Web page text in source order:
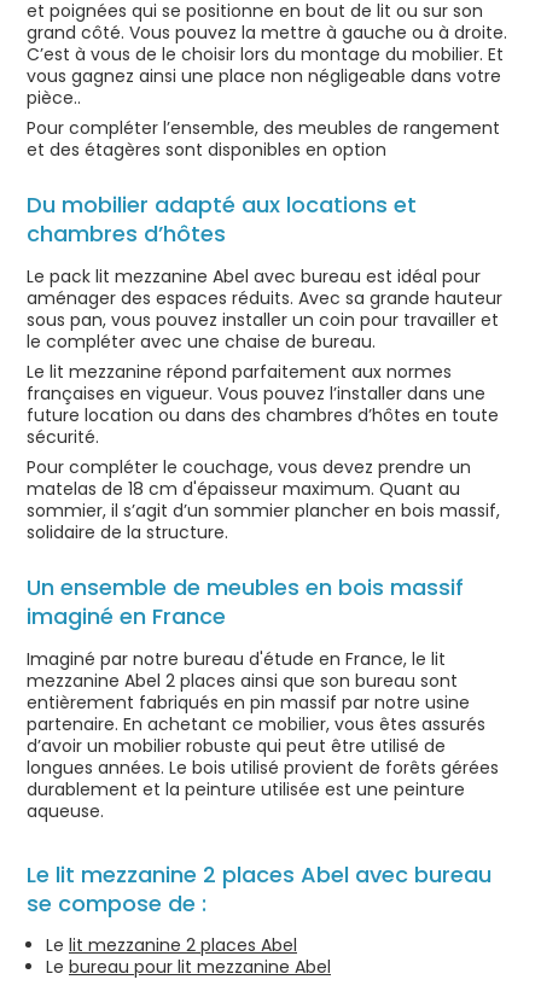
et poignées qui se positionne en bout de lit ou sur son
grand côté. Vous pouvez la mettre à gauche ou à droite.
C’est à vous de le choisir lors du montage du mobilier. Et
vous gagnez ainsi une place non négligeable dans votre
pièce..
Pour compléter l’ensemble, des meubles de rangement
et des étagères sont disponibles en option
Du mobilier adapté aux locations et
chambres d’hôtes
Le pack lit mezzanine Abel avec bureau est idéal pour
aménager des espaces réduits. Avec sa grande hauteur
sous pan, vous pouvez installer un coin pour travailler et
le compléter avec une chaise de bureau.
Le lit mezzanine répond parfaitement aux normes
françaises en vigueur. Vous pouvez l’installer dans une
future location ou dans des chambres d’hôtes en toute
sécurité.
Pour compléter le couchage, vous devez prendre un
matelas de 18 cm d'épaisseur maximum. Quant au
sommier, il s’agit d’un sommier plancher en bois massif,
solidaire de la structure.
Un ensemble de meubles en bois massif
imaginé en France
Imaginé par notre bureau d'étude en France, le lit
mezzanine Abel 2 places ainsi que son bureau sont
entièrement fabriqués en pin massif par notre usine
partenaire. En achetant ce mobilier, vous êtes assurés
d’avoir un mobilier robuste qui peut être utilisé de
longues années. Le bois utilisé provient de forêts gérées
durablement et la peinture utilisée est une peinture
aqueuse.
Le lit mezzanine 2 places Abel avec bureau
se compose de :
Le lit mezzanine 2 places Abel
Le bureau pour lit mezzanine Abel